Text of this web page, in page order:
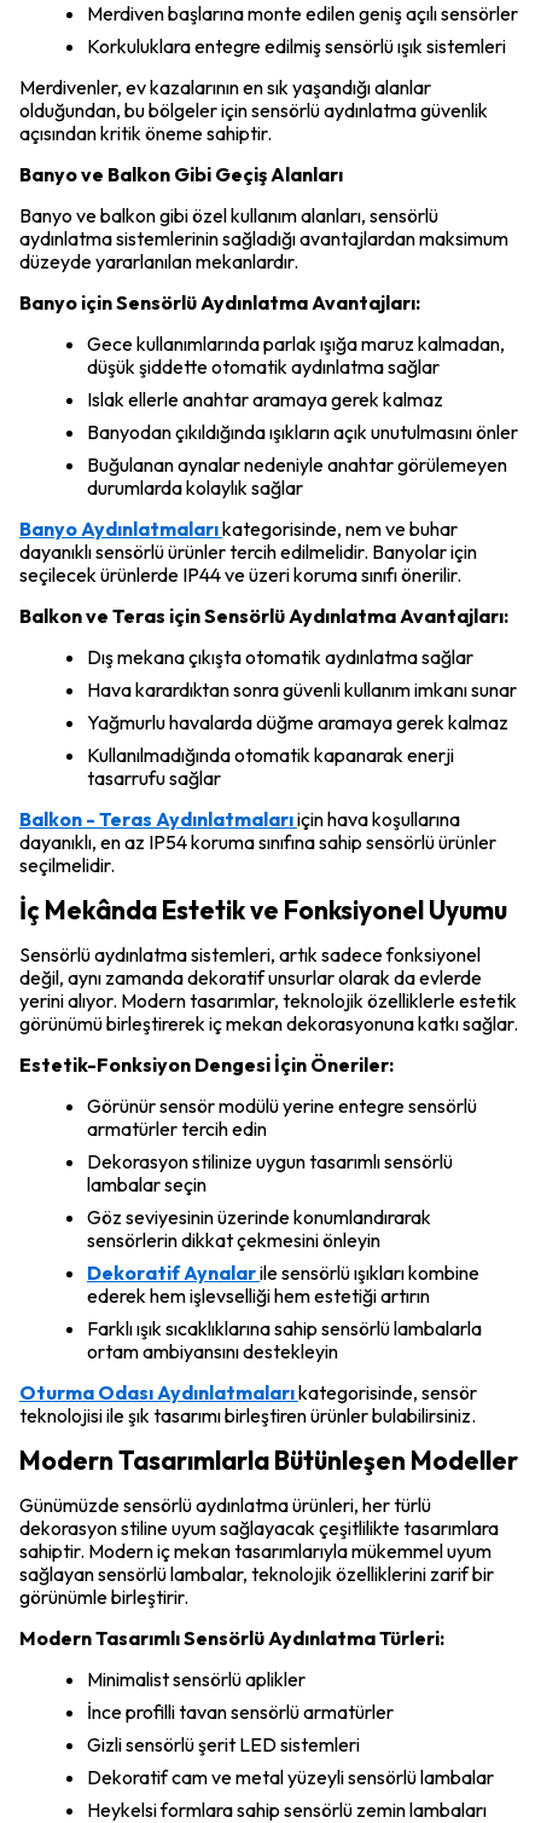
Merdiven başlarına monte edilen geniş açılı sensörler
Korkuluklara entegre edilmiş sensörlü ışık sistemleri
Merdivenler, ev kazalarının en sık yaşandığı alanlar
olduğundan, bu bölgeler için sensörlü aydınlatma güvenlik
açısından kritik öneme sahiptir.
Banyo ve Balkon Gibi Geçiş Alanları
Banyo ve balkon gibi özel kullanım alanları, sensörlü
aydınlatma sistemlerinin sağladığı avantajlardan maksimum
düzeyde yararlanılan mekanlardır.
Banyo için Sensörlü Aydınlatma Avantajları:
Gece kullanımlarında parlak ışığa maruz kalmadan,
düşük şiddette otomatik aydınlatma sağlar
Islak ellerle anahtar aramaya gerek kalmaz
Banyodan çıkıldığında ışıkların açık unutulmasını önler
Buğulanan aynalar nedeniyle anahtar görülemeyen
durumlarda kolaylık sağlar
Banyo Aydınlatmalarıkategorisinde, nem ve buhar
dayanıklı sensörlü ürünler tercih edilmelidir. Banyolar için
seçilecek ürünlerde IP44 ve üzeri koruma sınıfı önerilir.
Balkon ve Teras için Sensörlü Aydınlatma Avantajları:
Dış mekana çıkışta otomatik aydınlatma sağlar
Hava karardıktan sonra güvenli kullanım imkanı sunar
Yağmurlu havalarda düğme aramaya gerek kalmaz
Kullanılmadığında otomatik kapanarak enerji
tasarrufu sağlar
Balkon - Teras Aydınlatmalarıiçin hava koşullarına
dayanıklı, en az IP54 koruma sınıfına sahip sensörlü ürünler
seçilmelidir.
İç Mekânda Estetik ve Fonksiyonel Uyumu
Sensörlü aydınlatma sistemleri, artık sadece fonksiyonel
değil, aynı zamanda dekoratif unsurlar olarak da evlerde
yerini alıyor. Modern tasarımlar, teknolojik özelliklerle estetik
görünümü birleştirerek iç mekan dekorasyonuna katkı sağlar.
Estetik-Fonksiyon Dengesi İçin Öneriler:
Görünür sensör modülü yerine entegre sensörlü
armatürler tercih edin
Dekorasyon stilinize uygun tasarımlı sensörlü
lambalar seçin
Göz seviyesinin üzerinde konumlandırarak
sensörlerin dikkat çekmesini önleyin
Dekoratif Aynalarile sensörlü ışıkları kombine
ederek hem işlevselliği hem estetiği artırın
Farklı ışık sıcaklıklarına sahip sensörlü lambalarla
ortam ambiyansını destekleyin
Oturma Odası Aydınlatmalarıkategorisinde, sensör
teknolojisi ile şık tasarımı birleştiren ürünler bulabilirsiniz.
Modern Tasarımlarla Bütünleşen Modeller
Günümüzde sensörlü aydınlatma ürünleri, her türlü
dekorasyon stiline uyum sağlayacak çeşitlilikte tasarımlara
sahiptir. Modern iç mekan tasarımlarıyla mükemmel uyum
sağlayan sensörlü lambalar, teknolojik özelliklerini zarif bir
görünümle birleştirir.
Modern Tasarımlı Sensörlü Aydınlatma Türleri:
Minimalist sensörlü aplikler
İnce profilli tavan sensörlü armatürler
Gizli sensörlü şerit LED sistemleri
Dekoratif cam ve metal yüzeyli sensörlü lambalar
Heykelsi formlara sahip sensörlü zemin lambaları